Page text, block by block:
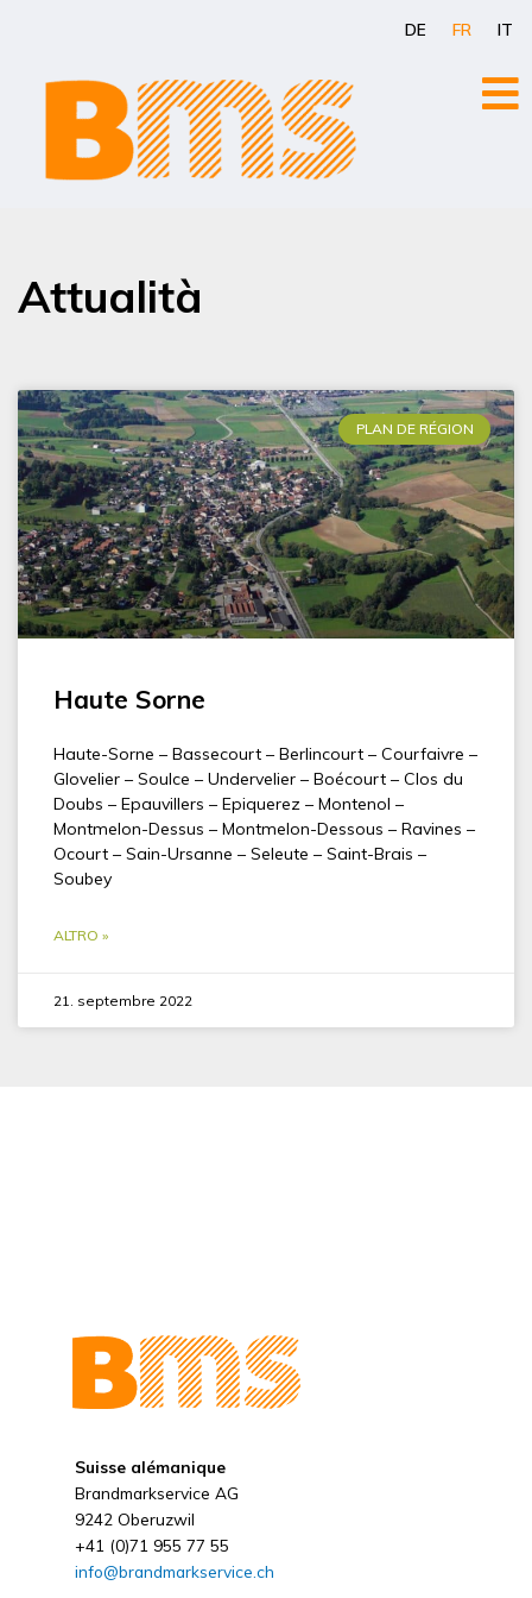
DE FR IT
Attualità
PLAN DE RÉGION
Haute Sorne
Haute-Sorne – Bassecourt – Berlincourt – Courfaivre –
Glovelier – Soulce – Undervelier – Boécourt – Clos du
Doubs – Epauvillers – Epiquerez – Montenol –
Montmelon-Dessus – Montmelon-Dessous – Ravines –
Ocourt – Sain-Ursanne – Seleute – Saint-Brais –
Soubey
ALTRO »
21. septembre 2022
Suisse alémanique
Brandmarkservice AG
9242 Oberuzwil
+41 (0)71 955 77 55
info@brandmarkservice.ch